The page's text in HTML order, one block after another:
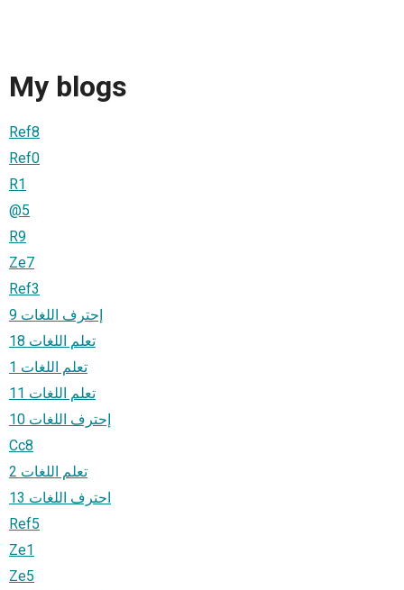
My blogs
Ref8
Ref0
R1
@5
R9
Ze7
Ref3
إحترف اللغات 9
تعلم اللغات 18
تعلم اللغات 1
تعلم اللغات 11
إحترف اللغات 10
Cc8
تعلم اللغات 2
احترف اللغات 13
Ref5
Ze1
Ze5